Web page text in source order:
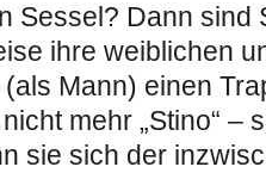
Sessel? Dann sind
ihre weiblichen
Mann) einen
mehr „Stino“ –
sie sich der